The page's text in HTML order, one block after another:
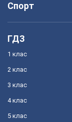
Спорт
ГДЗ
1 клас
2 клас
3 клас
4 клас
5 клас